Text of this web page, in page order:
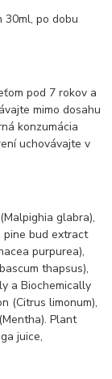
30ml, po dobu
pod 7 rokov a
mimo dosahu
konzumácia
uchovávajte v
glabra),
bud extract
purpurea),
thapsus),
a Biochemically
(Citrus limonum),
Plant
juice,